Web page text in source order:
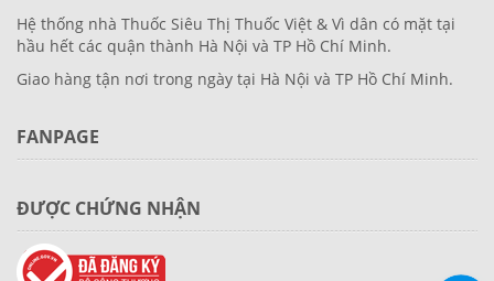
Hệ thống nhà Thuốc Siêu Thị Thuốc Việt & Vì dân có mặt tại
hầu hết các quận thành Hà Nội và TP Hồ Chí Minh.
Giao hàng tận nơi trong ngày tại Hà Nội và TP Hồ Chí Minh.
FANPAGE
ĐƯỢC CHỨNG NHẬN